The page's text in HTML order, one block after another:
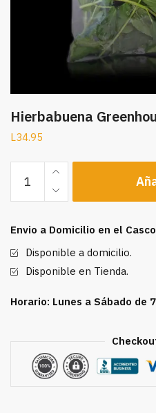
Hierbabuena
L34.95
Hierbabuena
Greenhouse
Harvest
cantidad
Envio a Domicilio en el
Disponible a domicilio.
Disponible en Tienda.
Horario: Lunes a Sábado de